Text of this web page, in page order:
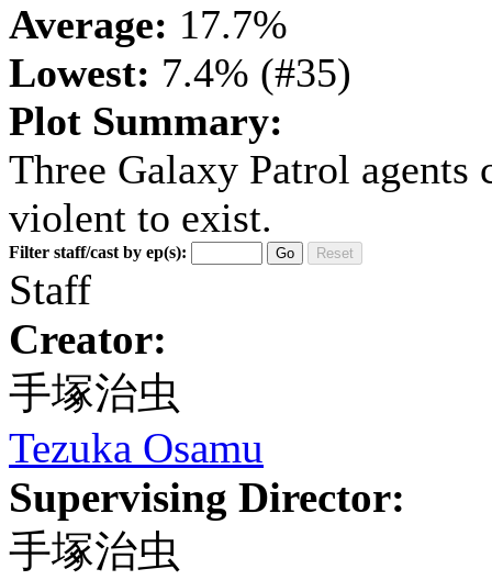
Average: 17.7%
Lowest: 7.4% (#35)
Plot Summary:
Three Galaxy Patrol
violent to exist.
Filter staff/cast by ep(s): Go Reset
Staff
Creator:
手塚治虫
Tezuka Osamu
Supervising Director:
手塚治虫